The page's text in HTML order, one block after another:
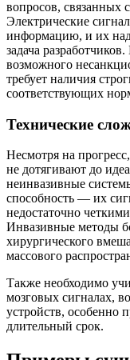
вопросов, связанных
Электрические
информацию, и их
задача
возможного
требует наличия
соответствующих
Технические
Несмотря на
не дотягивают до
неинвазивные
способность — их
недостаточно
Инвазивные методы
хирургического
массового
Также необходимо
мозговых сигналах,
устройств, особенно
длительный срок.